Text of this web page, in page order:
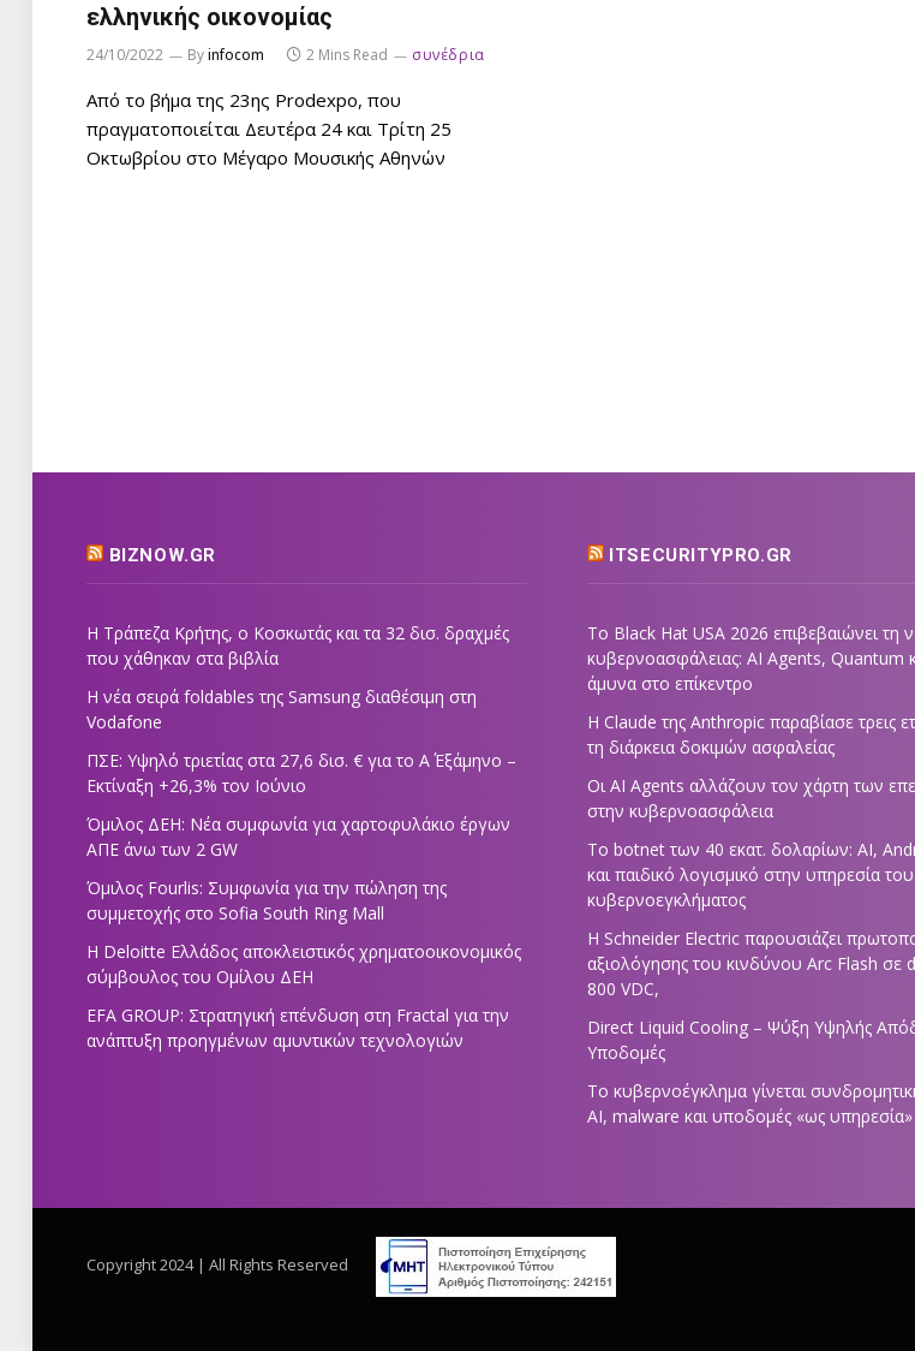
ελληνικής οικονομίας
24/10/2022 Byinfocom 2 Mins Read συνέδρια
Από το βήμα της 23ης Prodexpo, που
πραγματοποιείται Δευτέρα 24 και Τρίτη 25
Οκτωβρίου στο Μέγαρο Μουσικής Αθηνών
BIZNOW.GR
Η Τράπεζα Κρήτης, ο Κοσκωτάς και τα 32 δισ. δραχμές
που χάθηκαν στα βιβλία
Η νέα σειρά foldables της Samsung διαθέσιμη στη
Vodafone
ΠΣΕ: Υψηλό τριετίας στα 27,6 δισ. € για το Α΄ Εξάμηνο –
Εκτίναξη +26,3% τον Ιούνιο
Όμιλος ΔΕΗ: Νέα συμφωνία για χαρτοφυλάκιο έργων
ΑΠΕ άνω των 2 GW
Όμιλος Fourlis: Συμφωνία για την πώληση της
συμμετοχής στο Sofia South Ring Mall
Η Deloitte Ελλάδος αποκλειστικός χρηματοοικονομικός
σύμβουλος του Ομίλου ΔΕΗ
EFA GROUP: Στρατηγική επένδυση στη Fractal για την
ανάπτυξη προηγμένων αμυντικών τεχνολογιών
ITSECURITYPRO.GR
Το Black Hat USA 2026 επιβεβαιώνει τη
κυβερνοασφάλειας: AI Agents, Quantum
άμυνα στο επίκεντρο
Η Claude της Anthropic παραβίασε τρεις
τη διάρκεια δοκιμών ασφαλείας
Οι AI Agents αλλάζουν τον χάρτη των
στην κυβερνοασφάλεια
Το botnet των 40 εκατ. δολαρίων: AI,
και παιδικό λογισμικό στην υπηρεσία του
κυβερνοεγκλήματος
Η Schneider Electric παρουσιάζει
αξιολόγησης του κινδύνου Arc Flash σε
800 VDC,
Direct Liquid Cooling – Ψύξη Υψηλής
Υποδομές
Το κυβερνοέγκλημα γίνεται
AI, malware και υποδομές «ως υπηρεσία»
Copyright 2024 | All Rights Reserved